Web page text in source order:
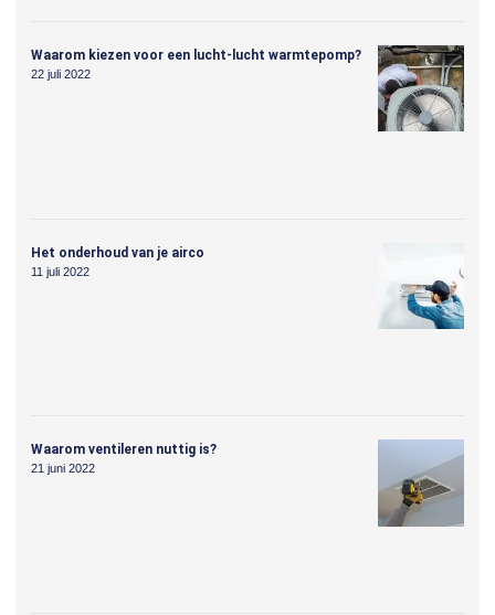
Waarom kiezen voor een lucht-lucht warmtepomp?
22 juli 2022
Het onderhoud van je airco
11 juli 2022
Waarom ventileren nuttig is?
21 juni 2022